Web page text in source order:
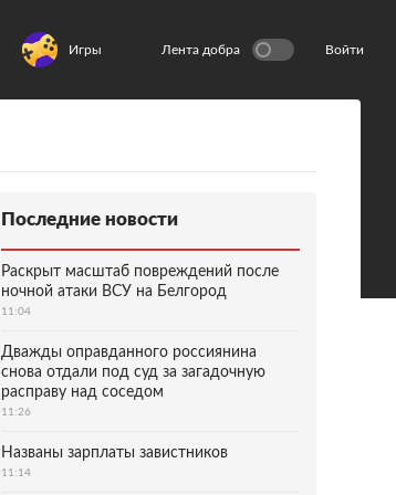
Игры Лента добра Войти
Последние новости
Раскрыт масштаб повреждений после
ночной атаки ВСУ на Белгород
11:04
Дважды оправданного россиянина
снова отдали под суд за загадочную
расправу над соседом
11:26
Названы зарплаты завистников
11:14